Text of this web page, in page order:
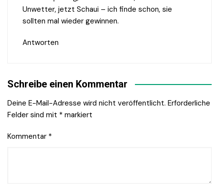
Unwetter, jetzt Schaui – ich finde schon, sie
sollten mal wieder gewinnen.
Antworten
Schreibe einen Kommentar
Deine E-Mail-Adresse wird nicht veröffentlicht. Erforderliche
Felder sind mit * markiert
Kommentar *